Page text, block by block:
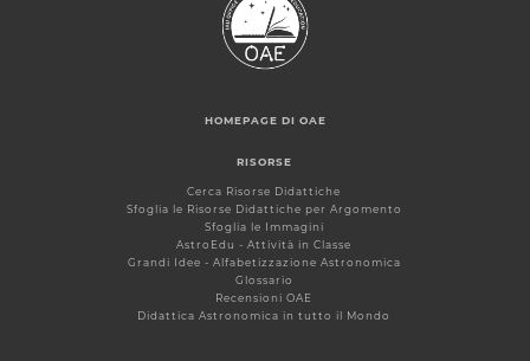
HOMEPAGE DI OAE
RISORSE
Cerca Risorse Didattiche
Sfoglia le Risorse Didattiche per Argomento
Sfoglia le Immagini
AstroEdu - Attività in Classe
Grandi Idee - Alfabetizzazione Astronomica
Glossario
Recensioni OAE
Didattica Astronomica in tutto il Mondo